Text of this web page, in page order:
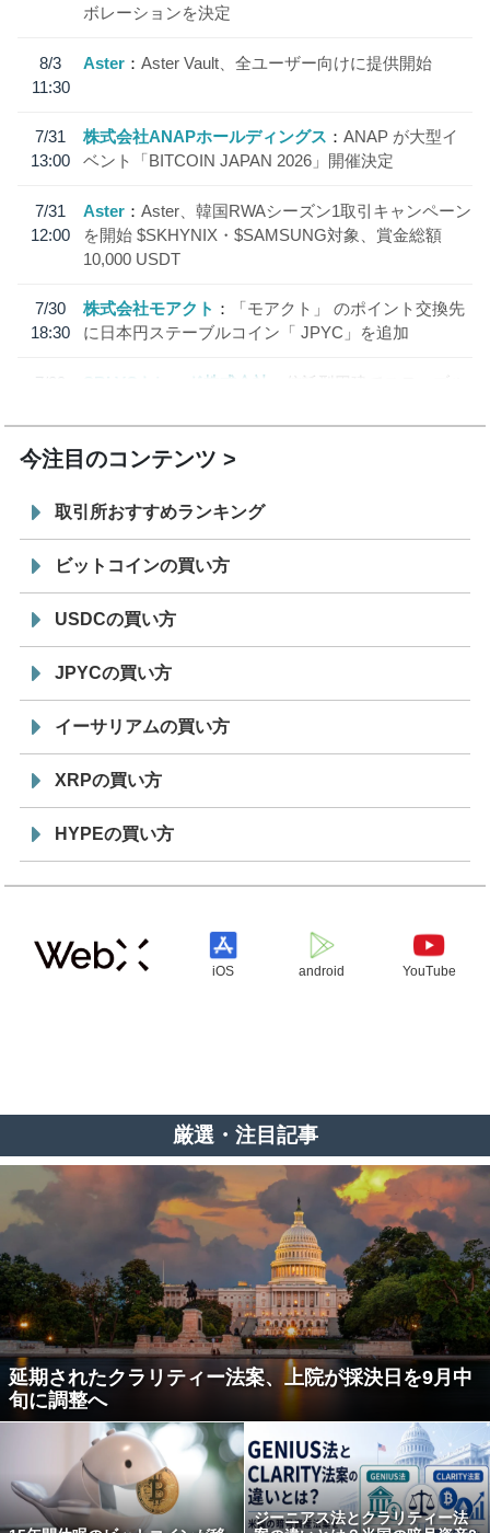
ボレーションを決定
8/3
11:30
Aster Aster Vault、全ユーザー向けに提供開始
7/31
13:00
株式会社ANAPホールディングス
ANAP が大型イ
ベント「BITCOIN JAPAN 2026」開催決定
7/31
12:00
Aster
Aster、韓国RWAシーズン1取引キャンペーン
を開始 $SKHYNIX・$SAMSUNG対象、賞金総額
10,000 USDT
7/30
18:30
株式会社モアクト
「モアクト」 のポイント交換先
に日本円ステーブルコイン「 JPYC」を追加
7/29
SBI VCトレード株式会社
信託型円建てステーブル
今注目のコンテンツ
取引所おすすめランキング
ビットコインの買い方
USDCの買い方
JPYCの買い方
イーサリアムの買い方
XRPの買い方
HYPEの買い方
iOS android YouTube
厳選・注目記事
延期されたクラリティー法案、上院が採決日を9月中
旬に調整へ
ジーニアス法とクラリティー法